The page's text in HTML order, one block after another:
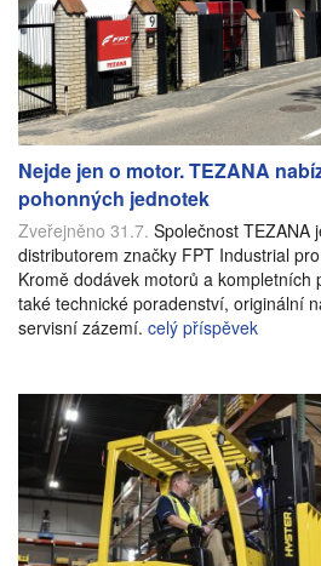
Nejde jen o motor. TEZANA
pohonných jednotek
Zveřejněno 31.7. Společnost TEZANA
distributorem značky FPT Industrial
Kromě dodávek motorů a
také technické poradenství, originální
servisní zázemí. celý příspěvek